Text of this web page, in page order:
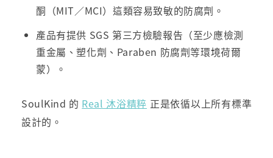
酮（MIT／MCI）這類容易致敏的防腐劑。
產品有提供 SGS 第三方檢驗報告（至少應檢測
重金屬、塑化劑、Paraben 防腐劑等環境荷爾
蒙）。
SoulKind 的 Real 沐浴精粹 正是依循以上所有標準
設計的。